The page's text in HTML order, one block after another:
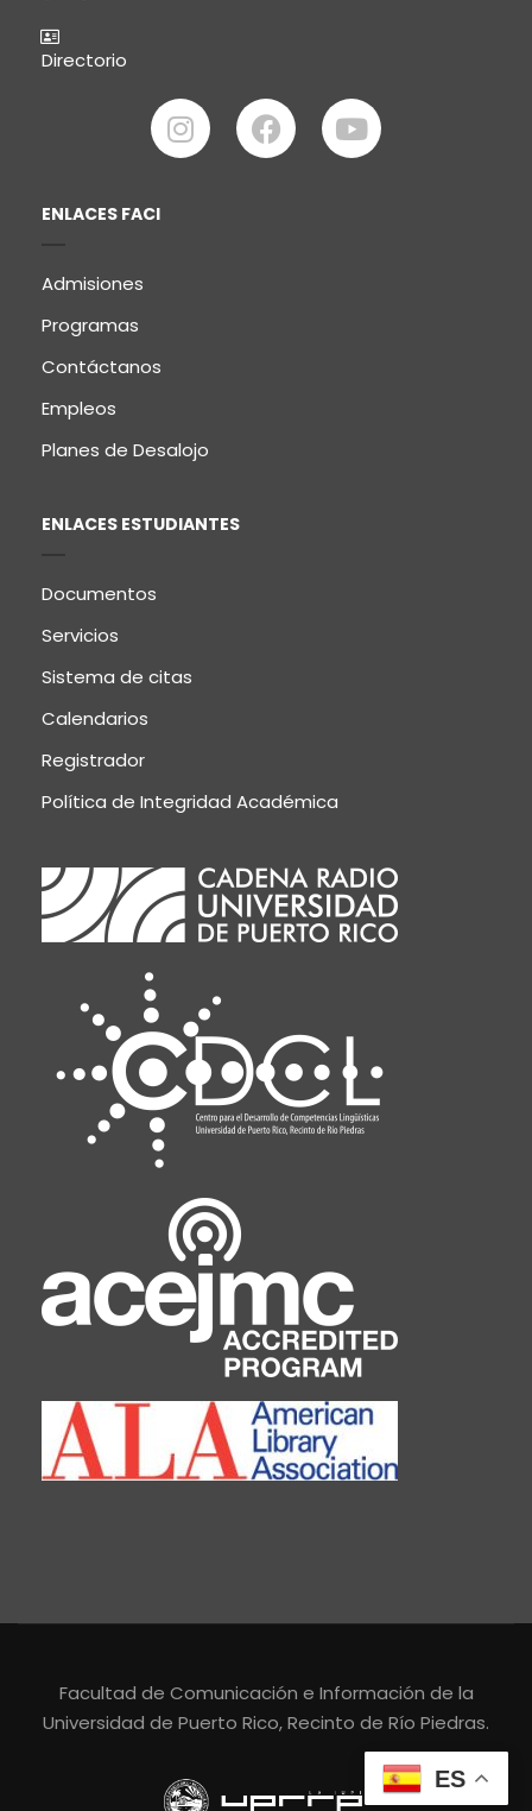
Directorio
ENLACES FACI
Admisiones
Programas
Contáctanos
Empleos
Planes de Desalojo
ENLACES ESTUDIANTES
Documentos
Servicios
Sistema de citas
Calendarios
Registrador
Política de Integridad Académica
Facultad de Comunicación e Información de la
Universidad de Puerto Rico, Recinto de Río Piedras.
ES